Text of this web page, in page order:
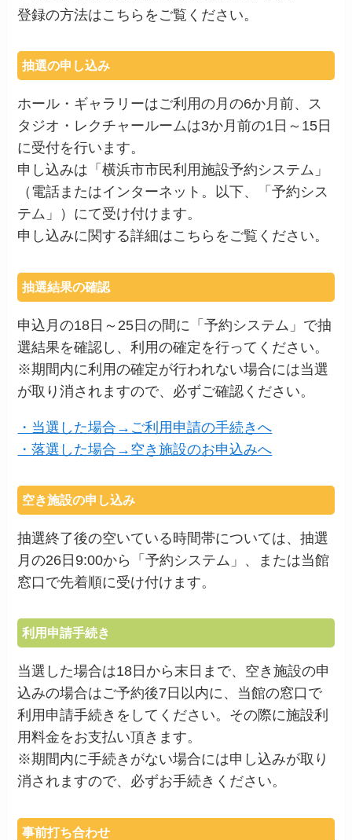
登録の方法はこちらをご覧ください。
抽選の申し込み
ホール・ギャラリーはご利用の月の6か月前、ス
タジオ・レクチャールームは3か月前の1日～15日
に受付を行います。
申し込みは「横浜市市民利用施設予約システム」
（電話またはインターネット。以下、「予約シス
テム」）にて受け付けます。
申し込みに関する詳細はこちらをご覧ください。
抽選結果の確認
申込月の18日～25日の間に「予約システム」で抽
選結果を確認し、利用の確定を行ってください。
※期間内に利用の確定が行われない場合には当選
が取り消されますので、必ずご確認ください。
・当選した場合→ご利用申請の手続きへ
・落選した場合→空き施設のお申込みへ
空き施設の申し込み
抽選終了後の空いている時間帯については、抽選
月の26日9:00から「予約システム」、または当館
窓口で先着順に受け付けます。
利用申請手続き
当選した場合は18日から末日まで、空き施設の申
込みの場合はご予約後7日以内に、当館の窓口で
利用申請手続きをしてください。その際に施設利
用料金をお支払い頂きます。
※期間内に手続きがない場合には申し込みが取り
消されますので、必ずお手続きください。
事前打ち合わせ